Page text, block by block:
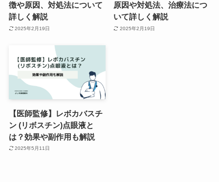
徴や原因、対処法について
詳しく解説
2025年2月19日
原因や対処法、治療法につ
いて詳しく解説
2025年2月19日
【医師監修】レボカバスチ
ン (リボスチン)点眼液と
は？効果や副作用も解説
2025年5月11日